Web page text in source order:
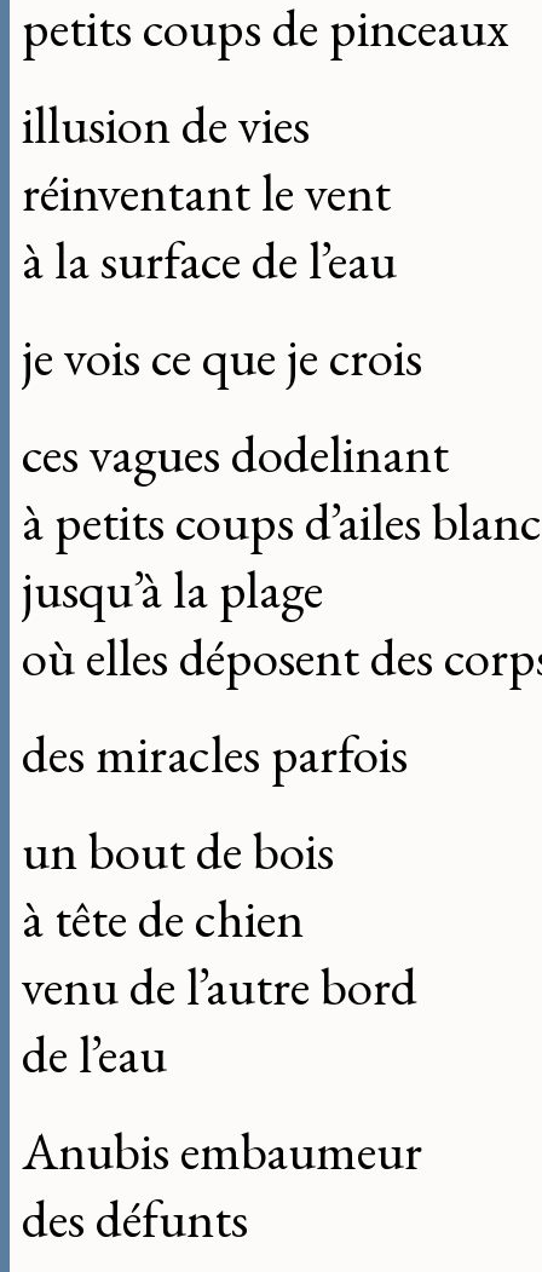
petits coups de pinceaux
illusion de vies
réinventant le vent
à la surface de l’eau
je vois ce que je crois
ces vagues dodelinant
à petits coups d’ailes
jusqu’à la plage
où elles déposent des
des miracles parfois
un bout de bois
à tête de chien
venu de l’autre bord
de l’eau
Anubis embaumeur
des défunts